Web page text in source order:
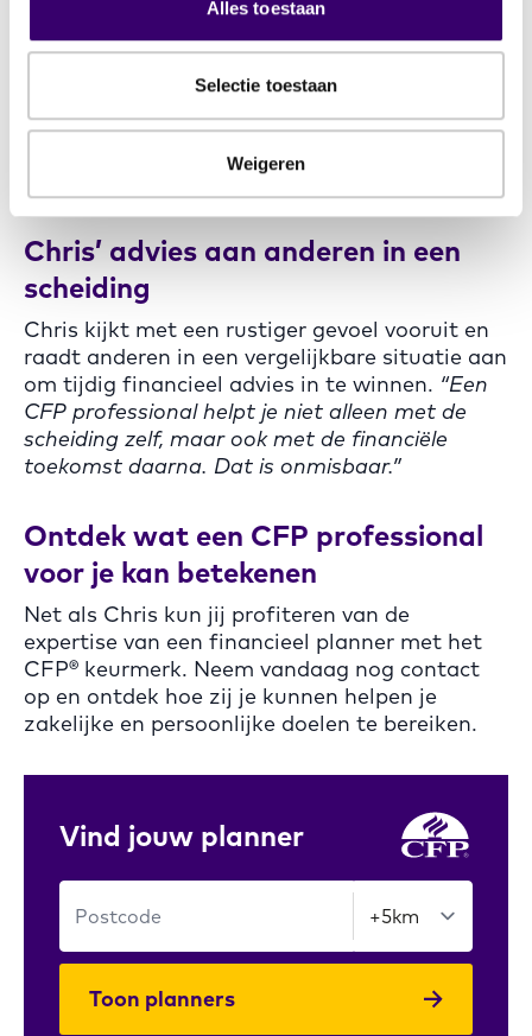
Alles toestaan
Selectie toestaan
Weigeren
heeft een goed financieel vangnet voor zijn
kinderen kunnen regelen.
“Voorheen voelde het alsof ik in het duister
tastte. Nu heb ik de zekerheid dat mijn
financiën goed geregeld zijn en kan ik me
richten op de toekomst.”
Chris’ advies aan anderen in een
scheiding
Chris kijkt met een rustiger gevoel vooruit en
raadt anderen in een vergelijkbare situatie aan
om tijdig financieel advies in te winnen. “Een
CFP professional helpt je niet alleen met de
scheiding zelf, maar ook met de financiële
toekomst daarna. Dat is onmisbaar.”
Ontdek wat een CFP professional
voor je kan betekenen
Net als Chris kun jij profiteren van de
expertise van een financieel planner met het
CFP® keurmerk. Neem vandaag nog contact
op en ontdek hoe zij je kunnen helpen je
zakelijke en persoonlijke doelen te bereiken.
Vind jouw planner
Toon planners